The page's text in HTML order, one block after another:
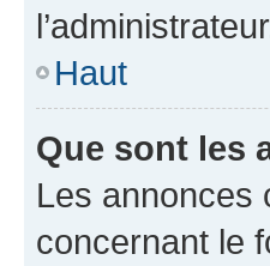
Haut
Que sont les
Les annonces
concernant le